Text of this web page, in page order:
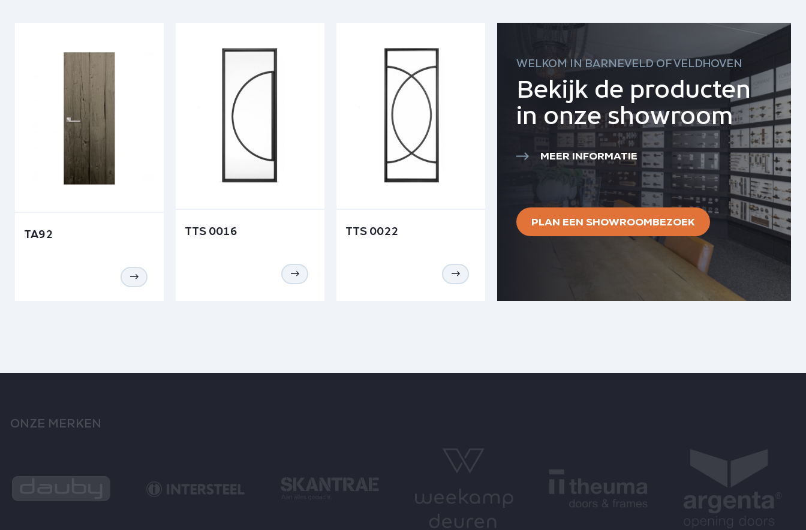
TA92 TTS 0016 TTS 0022
WELKOM IN BARNEVELD OF VELDHOVEN
Bekijk de producten
in onze showroom
MEER INFORMATIE
PLAN EEN SHOWROOMBEZOEK
ONZE MERKEN